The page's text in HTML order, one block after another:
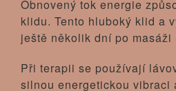
Obnovený tok energie
klidu. Tento hluboký klid a
ještě několik dní po
Při terapii se používají
silnou energetickou vibraci